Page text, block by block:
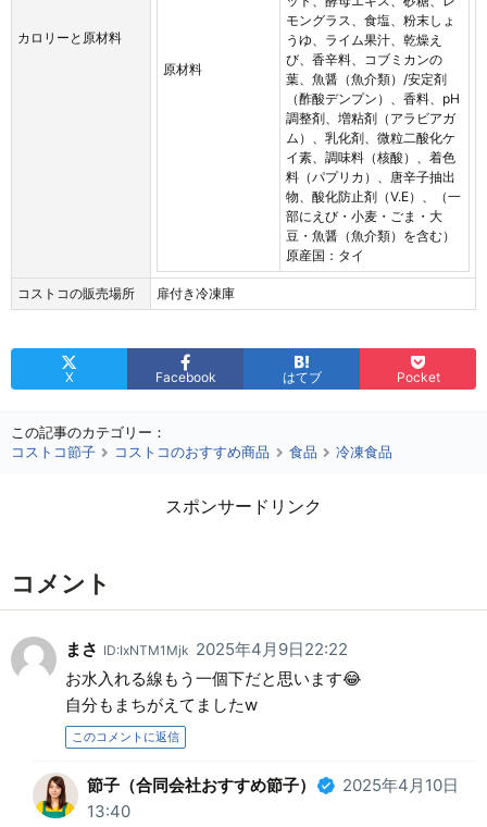
カロリーと原材料
原材料
モングラス、食塩、粉末しょ
うゆ、ライム果汁、乾燥え
び、香辛料、コブミカンの
葉、魚醤（魚介類）/安定剤
（酢酸デンプン）、香料、pH
調整剤、増粘剤（アラビアガ
ム）、乳化剤、微粒二酸化ケ
イ素、調味料（核酸）、着色
料（パプリカ）、唐辛子抽出
物、酸化防止剤（V.E）、（一
部にえび・小麦・ごま・大
豆・魚醤（魚介類）を含む）
原産国：タイ
コストコの販売場所 扉付き冷凍庫
X Facebook はてブ Pocket
この記事のカテゴリー：
コストコ節子
コストコのおすすめ商品 食品 冷凍食品
スポンサードリンク
コメント
まさ ID:IxNTM1Mjk 2025年4月9日22:22
お水入れる線もう一個下だと思います😂
自分もまちがえてましたw
このコメントに返信
節子（合同会社おすすめ節子）
2025年4月10日
13:40